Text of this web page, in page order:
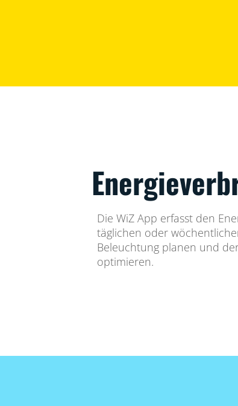
Die WiZ App erfasst den
täglichen oder
Beleuchtung planen und
optimieren.